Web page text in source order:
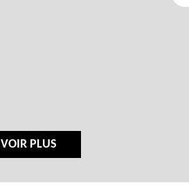
VOIR PLUS